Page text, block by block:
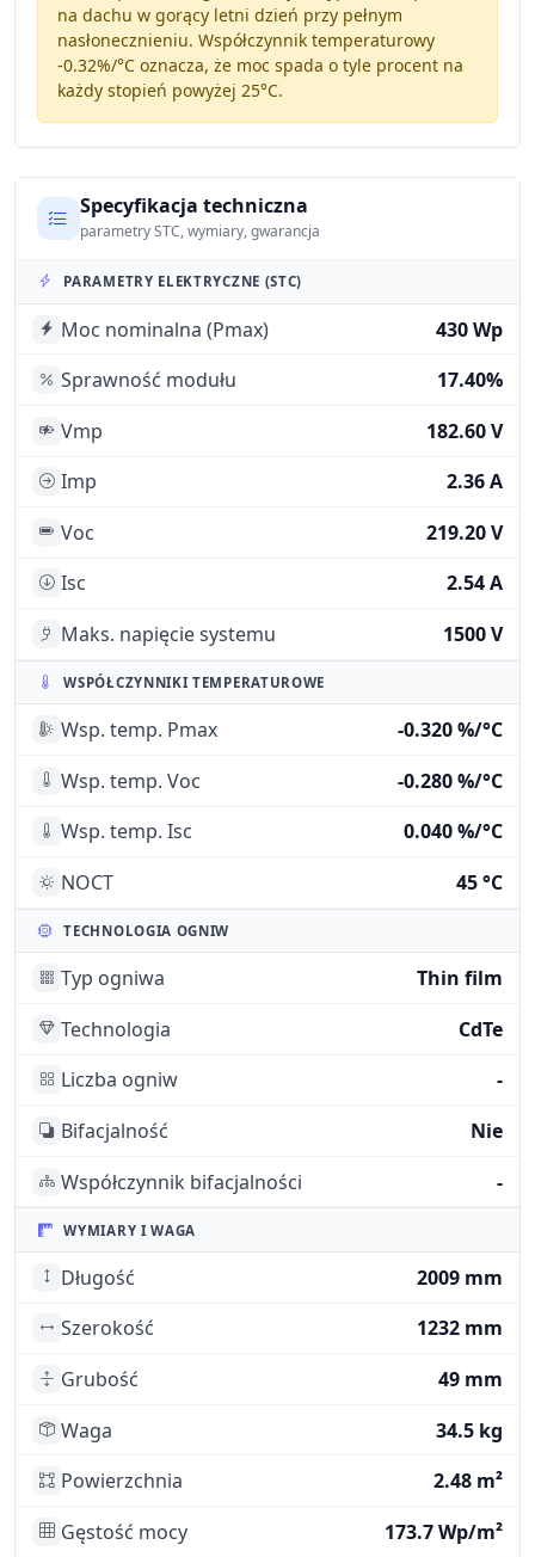
na dachu w gorący letni dzień przy pełnym
nasłonecznieniu. Współczynnik temperaturowy
-0.32%/°Coznacza, że moc spada o tyle procent na
każdy stopień powyżej 25°C.
Specyfikacja techniczna
parametry STC, wymiary, gwarancja
PARAMETRY ELEKTRYCZNE (STC)
Moc nominalna (Pmax)
430 Wp
Sprawność modułu
17.40%
Vmp
182.60 V
Imp
2.36 A
Voc
219.20 V
Isc
2.54 A
Maks. napięcie systemu
1500 V
WSPÓŁCZYNNIKI TEMPERATUROWE
Wsp. temp. Pmax
-0.320 %/°C
Wsp. temp. Voc
-0.280 %/°C
Wsp. temp. Isc
0.040 %/°C
NOCT
45 °C
TECHNOLOGIA OGNIW
Typ ogniwa
Thin film
Technologia
CdTe
Liczba ogniw
-
Bifacjalność
Nie
Współczynnik bifacjalności
-
WYMIARY I WAGA
Długość
2009 mm
Szerokość
1232 mm
Grubość
49 mm
Waga
34.5 kg
Powierzchnia
2.48 m²
Gęstość mocy
173.7 Wp/m²